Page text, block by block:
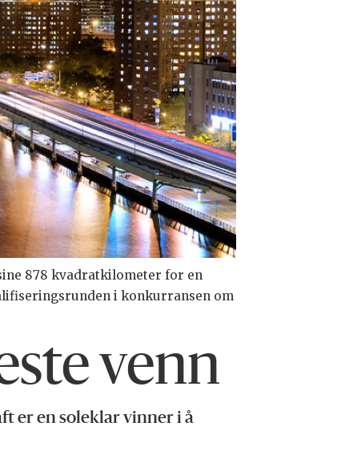
878 kvadratkilometer for en
i konkurransen om
venn
er en soleklar vinner i å